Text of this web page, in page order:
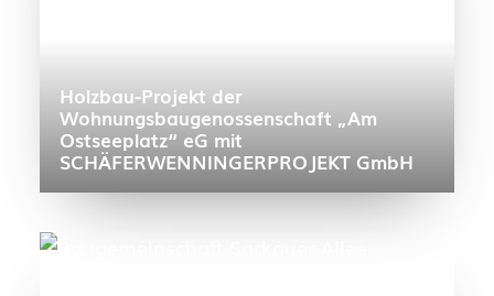
Holzbau-Projekt der
Wohnungsbaugenossenschaft „Am
Ostseeplatz“ eG mit
SCHÄFERWENNINGERPROJEKT GmbH